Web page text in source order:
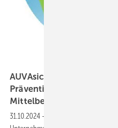
AUVAsicher: Das
Präventionsberatung für
Mittelbetriebe
31.10.2024 -